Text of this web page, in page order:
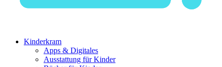
Kinderkram
Apps & Digitales
Ausstattung für Kinder